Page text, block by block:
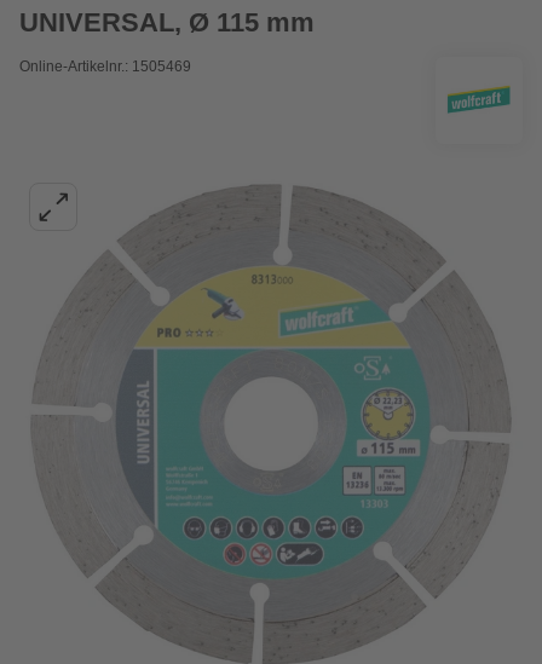
UNIVERSAL, Ø 115 mm
Online-Artikelnr.: 1505469